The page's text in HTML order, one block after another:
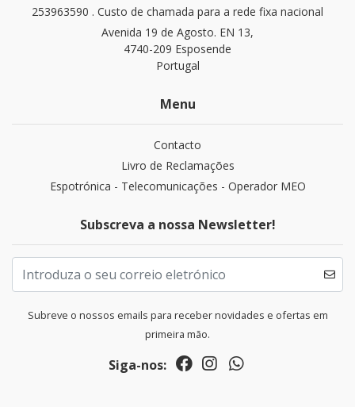
253963590 . Custo de chamada para a rede fixa nacional
Avenida 19 de Agosto. EN 13,
4740-209 Esposende
Portugal
Menu
Contacto
Livro de Reclamações
Espotrónica - Telecomunicações - Operador MEO
Subscreva a nossa Newsletter!
Subreve o nossos emails para receber novidades e ofertas em
primeira mão.
Siga-nos: